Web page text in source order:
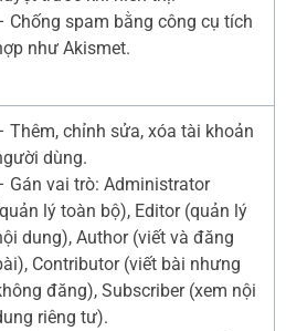
Chống spam bằng công cụ tích
như Akismet.
Thêm, chỉnh sửa, xóa tài khoản
dùng.
Gán vai trò: Administrator
lý toàn bộ), Editor (quản lý
dung), Author (viết và đăng
Contributor (viết bài nhưng
đăng), Subscriber (xem nội
riêng tư).